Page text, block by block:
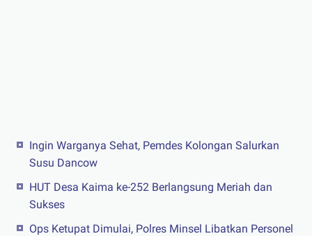
Ingin Warganya Sehat, Pemdes Kolongan Salurkan
Susu Dancow
HUT Desa Kaima ke-252 Berlangsung Meriah dan
Sukses
Ops Ketupat Dimulai, Polres Minsel Libatkan Personel